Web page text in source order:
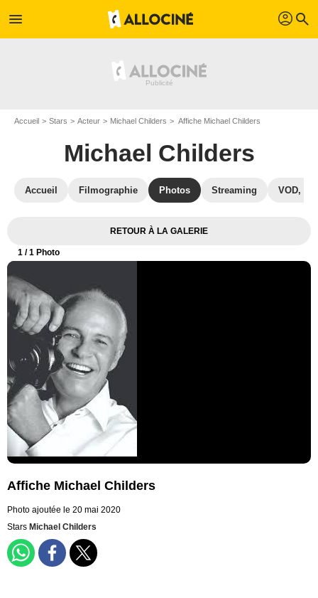
menu profil search
Accueil Stars Acteur Michael Childers Affiche Michael Childers
Michael Childers
Accueil Filmographie Photos Streaming VOD,
RETOUR À LA GALERIE
1 / 1 Photo
Affiche Michael Childers
Photo ajoutée le 20 mai 2020
Stars Michael Childers